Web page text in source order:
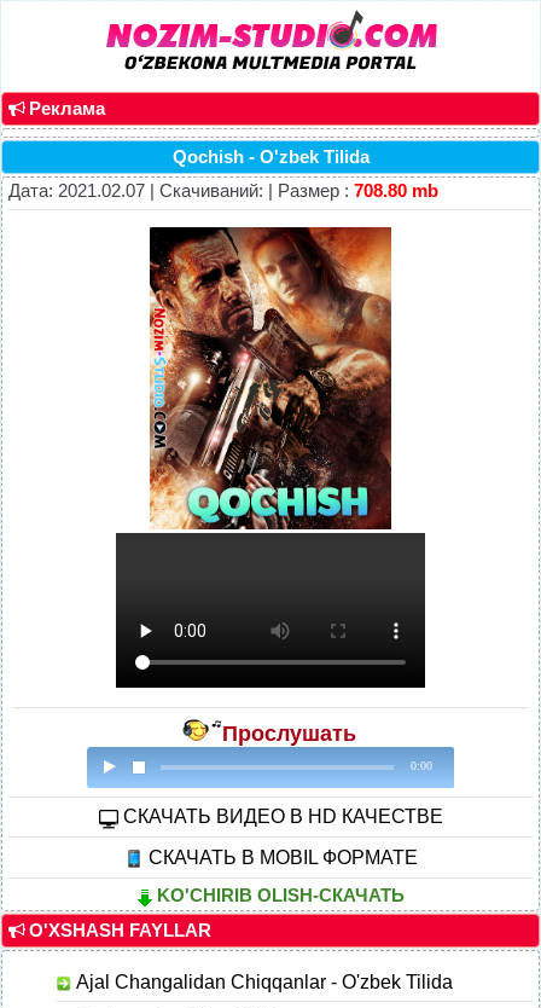
Реклама
Qochish - O'zbek Tilida
Дата: 2021.02.07 | Скачиваний: | Размер : 708.80 mb
Прослушать
0:00
CКАЧАТЬ ВИДЕО В HD КАЧЕСТВЕ
СКАЧАТЬ В MOBIL ФОРМАТЕ
KO'CHIRIB OLISH-СКАЧАТЬ
O'XSHASH FAYLLAR
Ajal Changalidan Chiqqanlar - O'zbek Tilida